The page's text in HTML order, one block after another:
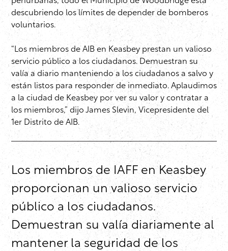
descubriendo los límites de depender de bomberos
voluntarios.
“Los miembros de AIB en Keasbey prestan un valioso
servicio público a los ciudadanos. Demuestran su
valía a diario manteniendo a los ciudadanos a salvo y
están listos para responder de inmediato. Aplaudimos
a la ciudad de Keasbey por ver su valor y contratar a
los miembros,” dijo James Slevin, Vicepresidente del
1er Distrito de AIB.
Los miembros de IAFF en Keasbey
proporcionan un valioso servicio
público a los ciudadanos.
Demuestran su valía diariamente al
mantener la seguridad de los